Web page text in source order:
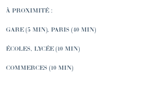
À PROXIMITÉ :
GARE (5 MIN), PARIS (40 MIN)
ÉCOLES, LYCÉE (10 MIN)
COMMERCES (10 MIN)